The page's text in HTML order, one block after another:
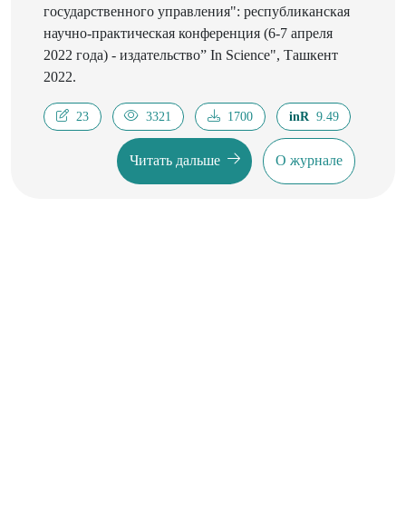
государственного управления": республиканская
научно-практическая конференция (6-7 апреля
2022 года) - издательство” In Science", Ташкент
2022.
23 3321 1700 inR 9.49
Читать дальше О журнале